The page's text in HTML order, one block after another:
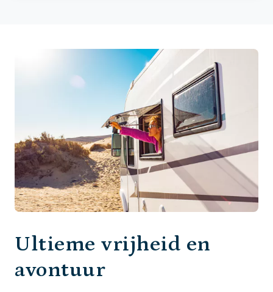
Ultieme vrijheid en
avontuur